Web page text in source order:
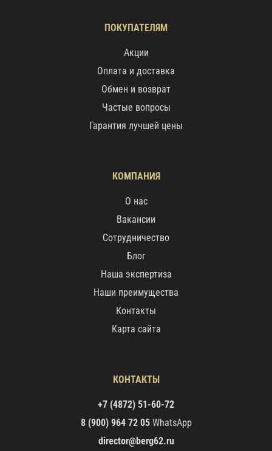
ПОКУПАТЕЛЯМ
Акции
Оплата и доставка
Обмен и возврат
Частые вопросы
Гарантия лучшей цены
КОМПАНИЯ
О нас
Вакансии
Сотрудничество
Блог
Наша экспертиза
Наши преимущества
Контакты
Карта сайта
КОНТАКТЫ
+7 (4872) 51-60-72
8 (900) 964 72 05WhatsApp
director@berg62.ru